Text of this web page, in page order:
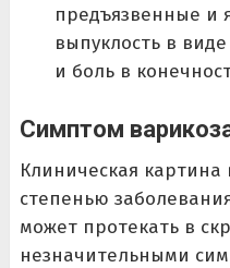
предъязвенные и
выпуклость в
и боль в
Симптом
Клиническая картина
степенью
может протекать в
незначительными